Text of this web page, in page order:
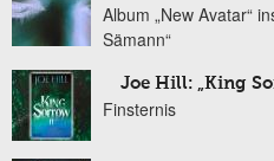
Album „New Avatar“
Sämann“
Joe Hill: „King
Finsternis